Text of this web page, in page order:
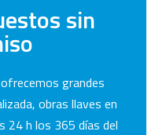
sin
grandes
obras llaves en
24 h los 365 días del